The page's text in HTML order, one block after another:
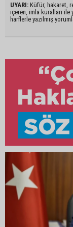
UYARI: Küfür, hakaret,
içeren, imla kuralları ile
harflerle yazılmış